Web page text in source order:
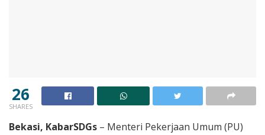
26
SHARES
Bekasi, KabarSDGs – Menteri Pekerjaan Umum (PU)